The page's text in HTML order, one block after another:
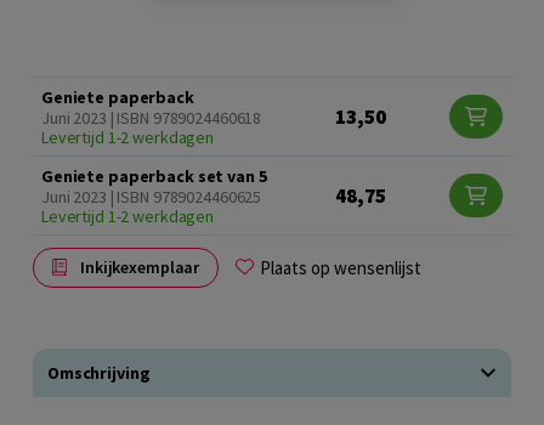
Geniete paperback
Juni 2023 | ISBN 9789024460618
Levertijd 1-2 werkdagen
13,50
Geniete paperback set van 5
Juni 2023 | ISBN 9789024460625
Levertijd 1-2 werkdagen
48,75
Inkijkexemplaar Plaats op wensenlijst
Omschrijving